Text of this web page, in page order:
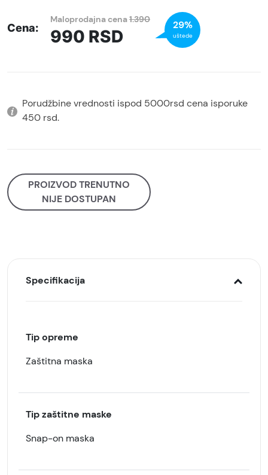
Cena:
Maloprodajna cena1.390
990 RSD
29%
uštede
Porudžbine vrednosti ispod 5000rsd cena isporuke
450 rsd.
PROIZVOD TRENUTNO
NIJE DOSTUPAN
Specifikacija
Tip opreme
Zaštitna maska
Tip zaštitne maske
Snap-on maska